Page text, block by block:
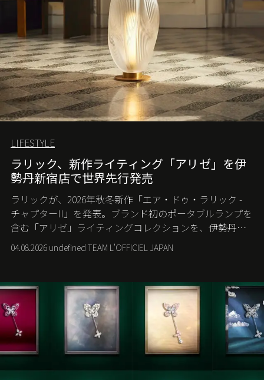
LIFESTYLE
ラリック、新作ライティング「アリゼ」を伊
勢丹新宿店で世界先行発売
ラリックが、2026年秋冬新作「エア・ドゥ・ラリック -
チャプターII」を発表。ブランド初のポータブルランプを
含む「アリゼ」ライティングコレクションを、伊勢丹新
宿店の期間限定ポップアップで世界に先駆けて発売す
る。
04.08.2026 undefined TEAM L'OFFICIEL JAPAN